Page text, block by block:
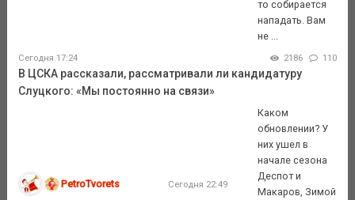
то собирается
нападать. Вам
не ...
Сегодня 17:24 2186 110
В ЦСКА рассказали, рассматривали ли кандидатуру
Слуцкого: «Мы постоянно на связи»
PetroTvorets Сегодня 22:49
Каком
обновлении? У
них ушел в
начале сезона
Деспот и
Макаров, Зимой